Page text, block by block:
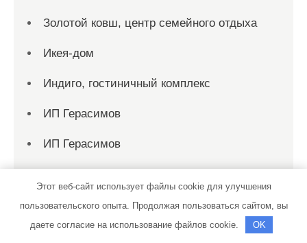
Золотой ковш, центр семейного отдыха
Икея-дом
Индиго, гостиничный комплекс
ИП Герасимов
ИП Герасимов
Калипсо, центр красоты и здоровья
Караваево, общественная баня
Этот веб-сайт использует файлы cookie для улучшения
пользовательского опыта. Продолжая пользоваться сайтом, вы
даете согласие на использование файлов cookie.
OK